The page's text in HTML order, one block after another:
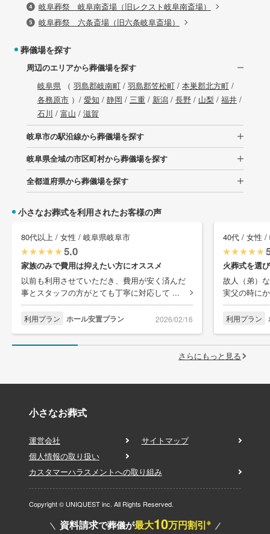
岐阜葬祭 岐阜南斎場（旧レクスト岐阜南斎場）
岐阜葬祭 六条斎場（旧六条岐阜斎場）
葬儀場を探す
周辺のエリアから葬儀場を探す
岐阜県（ 羽島郡岐南町/ 羽島郡笠松町/ 本巣郡北方町/
各務原市）/ 愛知 / 静岡 / 三重/ 新潟/ 長野/ 山梨 / 福井/
石川 / 富山 / 滋賀
岐阜市の駅沿線から葬儀場を探す
岐阜県全域の市区町村から葬儀場を探す
全都道府県から葬儀場を探す
小さなお葬式を利用されたお客様の声
80代以上 / 女性 / 岐阜県岐阜市
5.0
家族のみで費用は抑えたい方にオススメ
以前も利用させていただき、費用が安く済んだ
事とスタッフの方がとても丁寧に対応して ...
利用プラン ホール安置プラン 2026/02/16
40代 / 女性 /
火葬式を選
故人（弟）
実父の時に
利用プラン
さらにもっと見る
小さなお葬式
運営会社
サイトマップ
個人情報の取り扱い
カスタマーハラスメントへの取り組み
Copyright © UNIQUEST inc. All Rights Reserved.
資料請求で葬儀が最大10万円割引※